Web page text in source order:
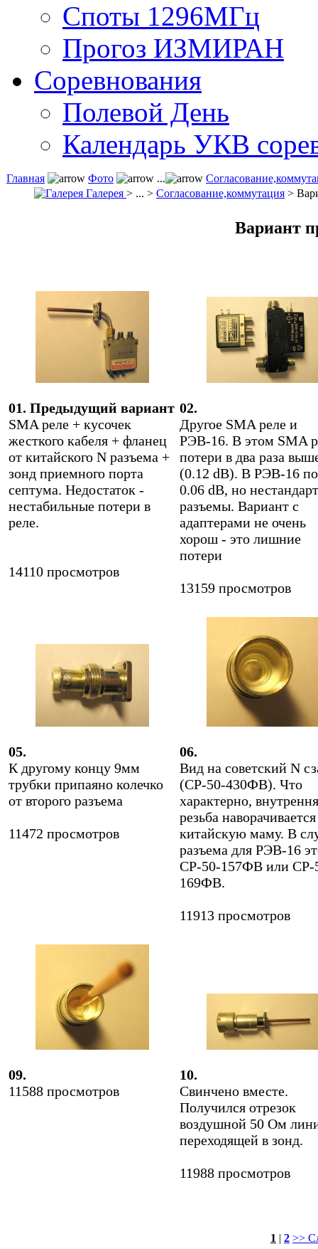
Споты 1296МГц
Прогоз ИЗМИРАН
Соревнования
Полевой День
Календарь УКВ
Главная Фото ...
Галерея > ... > Согласование,коммутация >
Вариант
01. Предыдущий вариант
SMA реле + кусочек
жесткого кабеля + фланец
от китайского N разъема +
зонд приемного порта
септума. Недостаток -
нестабильные потери в
реле.
14110 просмотров
02.
Другое SMA реле и
РЭВ-16. В этом SMA
потери в два раза
(0.12 dB). В РЭВ-16
0.06 dB, но
разъемы. Вариант с
адаптерами не очень
хорош - это лишние
потери
13159 просмотров
05.
К другому концу 9мм
трубки припаяно колечко
от второго разъема
11472 просмотров
06.
Вид на советский N
(СР-50-430ФВ). Что
характерно,
резьба
китайскую маму. В
разъема для РЭВ-16
СР-50-157ФВ или СР-
169ФВ.
11913 просмотров
09.
11588 просмотров
10.
Свинчено вместе.
Получился отрезок
воздушной 50 Ом
переходящей в зонд.
11988 просмотров
1 | 2 >>